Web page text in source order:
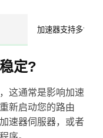
加速器支持多协议
定?
这通常是影响加速
新启动您的路由
速器伺服器，或者